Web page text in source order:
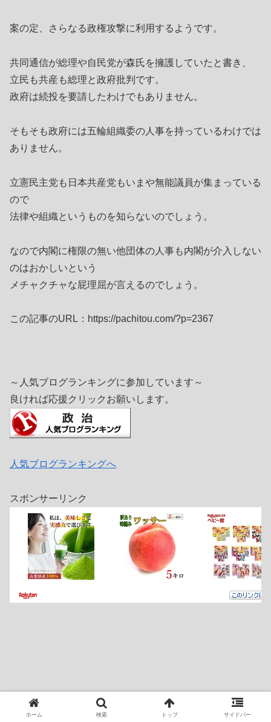
案の定、さらなる政権攻撃に利用するようです。
共同通信が総理や自民党が森氏を擁護していたと書き、
立民も共産も総理と政府批判です。
政府は続投を要請したわけでもありません。
そもそも政府には五輪組織委の人事を持っているわけでは
ありません。
立憲民主党も日本共産党もいまや無能議員が集まっている
ので
法律や組織というものを知らないのでしょう。
なので内閣に権限の無い他団体の人事も内閣が介入しない
のはおかしいという
メチャクチャな屁理屈が言えるのでしょう。
この記事のURL：https://pachitou.com/?p=2367
～人気ブログランキングに参加しています～
良ければ応援クリックお願いします。
人気ブログランキングへ
スポンサーリンク
ホーム 検索 トップ サイドバー